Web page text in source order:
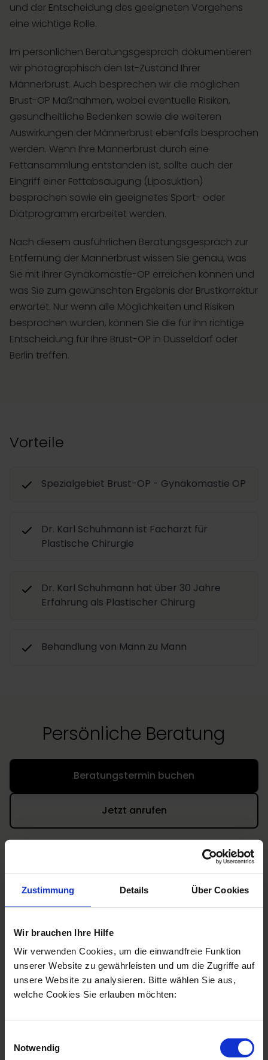
Zustimmung Details Über Cookies
Wir brauchen Ihre Hilfe
Wir verwenden Cookies, um die einwandfreie Funktion
unserer Website zu gewährleisten und um die Zugriffe auf
unsere Website zu analysieren. Bitte wählen Sie aus,
welche Cookies Sie erlauben möchten:
Notwendig
und der Entscheidung des geeigneten Vorgehens
eine wichtige Rolle.
Im persönlichen Beratungsgespräch dokumentieren
wir photographisch den Ist-Zustand Ihrer
Männerbrust. Auch besprechen wir die möglichen
Brust-OP Maßnahmen, wobei eventuelle Risiken,
gesundheitliche Bedenken sowie die weiteren
Auswirkungen der Männerbrust ebenfalls besprochen
werden. Wenn Ihre Männerbrust durch eine
Fettansammlung entstanden ist, sollte auch der
Eingriff einer Fettabsaugung (Liposuktion)
besprochen sowie ein geeignetes Sport- oder
Diätprogramm erarbeitet werden.
Nach diesem ausführlichen Beratungsgespräch zur
Entfernung der Männerbrust wissen Sie genau, was
Sie mit Ihrer Gynäkomastie-OP erreichen können und
was Sie zum gewünschten Ergebnis der Brustkorrektur
erwartet. Nur wenn alle Möglichkeiten und Risiken
besprochen wurden, können Sie die für ihn richtige
Entscheidung für Ihre Brust-OP in Düsseldorf oder
Berlin treffen.
Vorteile
Spezialgebiet Brust-OP - Gynäkomastie OP
Dr. Karl Schuhmann ist Facharzt für
Plastische Chirurgie
Dr. Karl Schuhmann hat über 30 Jahre
Erfahrung als Plastischer Chirurg
Behandlung von Mann zu Mann
Persönliche Beratung
Beratungstermin buchen
Jetzt anrufen
Häufig gestellte Fragen
Welche Arten der Gynäkomastie
gibt es?
Eine Vergrößerung der auch beim Mann
vorhandenen Brustdrüse, bezeichnet man als
Fettgewebe bedingt, wird dies medizinisch als